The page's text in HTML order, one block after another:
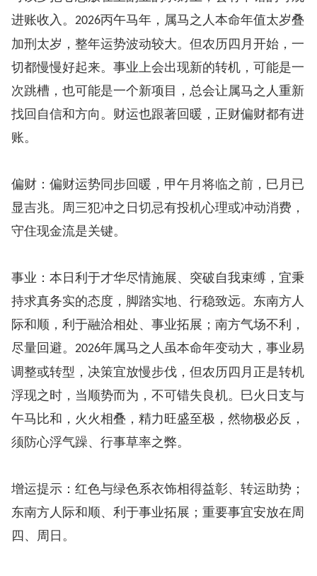
进账收入。 2026丙午马年，属马之人本命年值太岁叠
加刑太岁，整年运势波动较大。但农历四月开始，一
切都慢慢好起来。事业上会出现新的转机，可能是一
次跳槽，也可能是一个新项目，总会让属马之人重新
找回自信和方向。财运也跟著回暖，正财偏财都有进
账。
偏财：偏财运势同步回暖，甲午月将临之前，巳月已
显吉兆。周三犯冲之日切忌有投机心理或冲动消费，
守住现金流是关键。
事业：本日利于才华尽情施展、突破自我束缚，宜秉
持求真务实的态度，脚踏实地、行稳致远。东南方人
际和顺，利于融洽相处、事业拓展；南方气场不利，
尽量回避。 2026年属马之人虽本命年变动大，事业易
调整或转型，决策宜放慢步伐，但农历四月正是转机
浮现之时，当顺势而为，不可错失良机。巳火日支与
午马比和，火火相叠，精力旺盛至极，然物极必反，
须防心浮气躁、行事草率之弊。
增运提示：红色与绿色系衣饰相得益彰、转运助势；
东南方人际和顺、利于事业拓展；重要事宜安放在周
四、周日。